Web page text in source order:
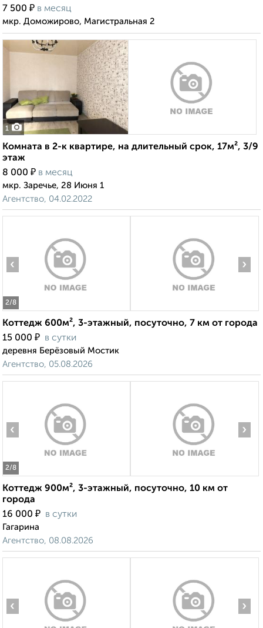
7 500 ₽ в месяц
мкр. Доможирово, Магистральная 2
1
Комната в 2-к квартире, на длительный срок, 17м², 3/9
этаж
8 000 ₽ в месяц
мкр. Заречье, 28 Июня 1
Агентство, 04.02.2022
2/8
‹ ›
Коттедж 600м², 3-этажный, посуточно, 7 км от города
15 000 ₽ в сутки
деревня Берёзовый Мостик
Агентство, 05.08.2026
2/8
‹ ›
Коттедж 900м², 3-этажный, посуточно, 10 км от
города
16 000 ₽ в сутки
Гагарина
Агентство, 08.08.2026
‹ ›